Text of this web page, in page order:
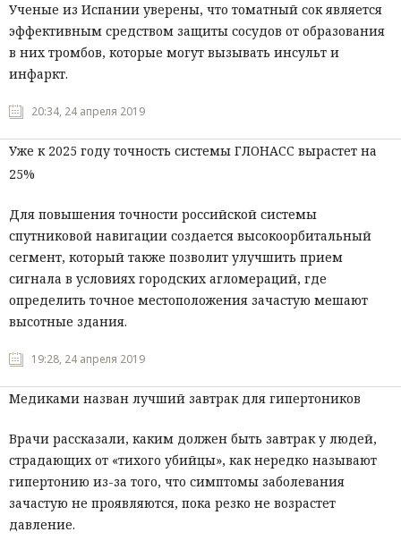
Ученые из Испании уверены, что томатный сок является
эффективным средством защиты сосудов от образования
в них тромбов, которые могут вызывать инсульт и
инфаркт.
20:34, 24 апреля 2019
Уже к 2025 году точность системы ГЛОНАСС вырастет на
25%
Для повышения точности российской системы
спутниковой навигации создается высокоорбитальный
сегмент, который также позволит улучшить прием
сигнала в условиях городских агломераций, где
определить точное местоположения зачастую мешают
высотные здания.
19:28, 24 апреля 2019
Медиками назван лучший завтрак для гипертоников
Врачи рассказали, каким должен быть завтрак у людей,
страдающих от «тихого убийцы», как нередко называют
гипертонию из-за того, что симптомы заболевания
зачастую не проявляются, пока резко не возрастет
давление.